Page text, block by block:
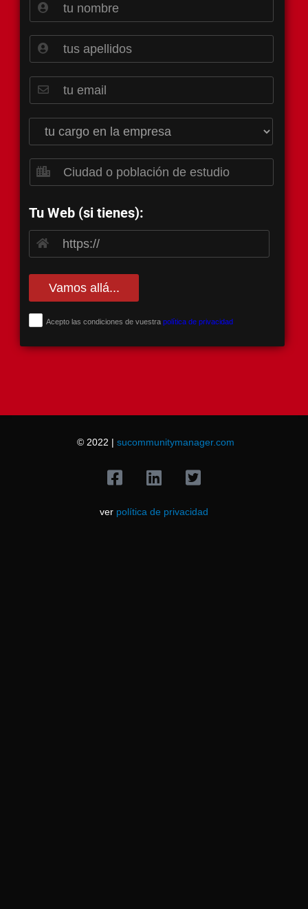
Tu Web (si tienes):
Acepto las condiciones de vuestra política de privacidad
Vamos allá...
© 2022 | sucommunitymanager.com
ver política de privacidad